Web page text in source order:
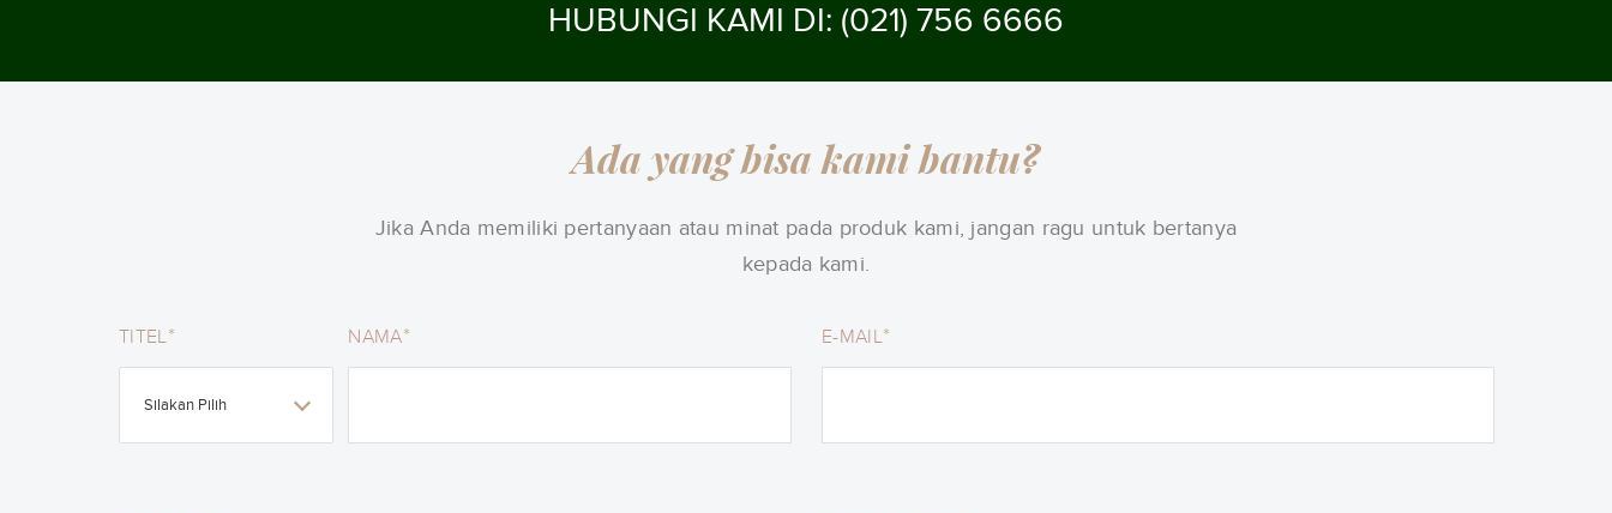
HUBUNGI KAMI DI: (021) 756 6666
Ada yang bisa kami bantu?
Jika Anda memiliki pertanyaan atau minat pada produk kami, jangan ragu untuk bertanya
kepada kami.
TITEL*
Silakan Pilih
NAMA* E-MAIL*